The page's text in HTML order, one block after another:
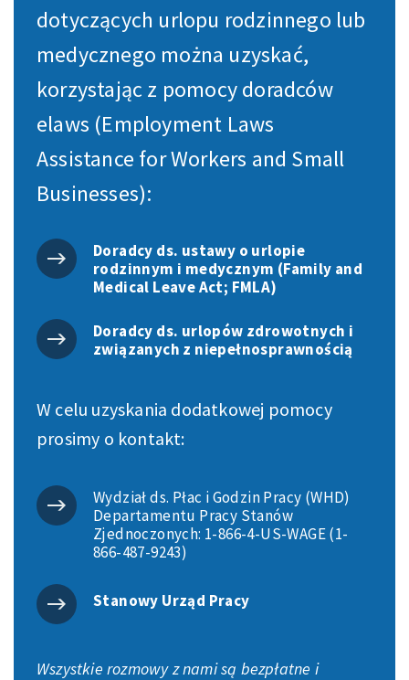
dotyczących urlopu rodzinnego lub
medycznego można uzyskać,
korzystając z pomocy doradców
elaws (Employment Laws
Assistance for Workers and Small
Businesses):
Doradcy ds. ustawy o urlopie
rodzinnym i medycznym (Family and
Medical Leave Act; FMLA)
Doradcy ds. urlopów zdrowotnych i
związanych z niepełnosprawnością
W celu uzyskania dodatkowej pomocy
prosimy o kontakt:
Wydział ds. Płac i Godzin Pracy (WHD)
Departamentu Pracy Stanów
Zjednoczonych: 1-866-4-US-WAGE (1-
866-487-9243)
Stanowy Urząd Pracy
Wszystkie rozmowy z nami są bezpłatne i